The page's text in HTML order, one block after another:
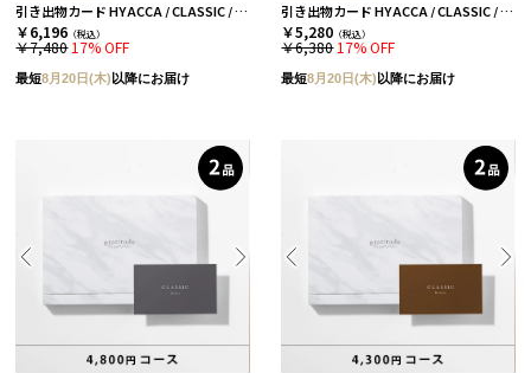
引き出物カード HYACCA / CLASSIC / 2品セレクト / プラチナ 【引き出物宅配】
￥6,196 （税込）
￥7,480 17% OFF
最短8月20日(木) 以降にお届け
引き出物カード HYACCA / CLASSIC / 2品セレクト / ゴールド 【引き出物宅配】
￥5,280 （税込）
￥6,380 17% OFF
最短8月20日(木) 以降にお届け